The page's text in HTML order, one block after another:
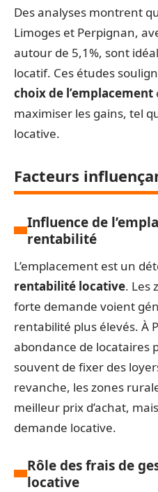
Des analyses montrent
Limoges et Perpignan,
autour de 5,1%, sont
locatif. Ces études
choix de l’emplacement
maximiser les gains, tel
locative.
Facteurs
Influence de
rentabilité
L’emplacement est un
rentabilité locative. Les
forte demande voient
rentabilité plus élevés. À
abondance de locataires
souvent de fixer des
revanche, les zones
meilleur prix d’achat,
demande locative.
Rôle des frais de
locative